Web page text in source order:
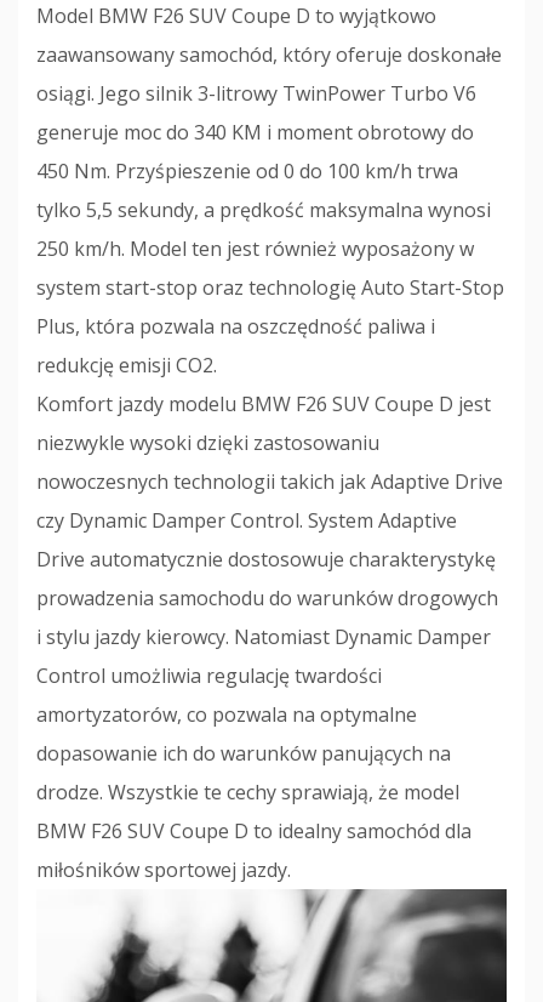
Model BMW F26 SUV Coupe D to wyjątkowo
zaawansowany samochód, który oferuje doskonałe
osiągi. Jego silnik 3-litrowy TwinPower Turbo V6
generuje moc do 340 KM i moment obrotowy do
450 Nm. Przyśpieszenie od 0 do 100 km/h trwa
tylko 5,5 sekundy, a prędkość maksymalna wynosi
250 km/h. Model ten jest również wyposażony w
system start-stop oraz technologię Auto Start-Stop
Plus, która pozwala na oszczędność paliwa i
redukcję emisji CO2.
Komfort jazdy modelu BMW F26 SUV Coupe D jest
niezwykle wysoki dzięki zastosowaniu
nowoczesnych technologii takich jak Adaptive Drive
czy Dynamic Damper Control. System Adaptive
Drive automatycznie dostosowuje charakterystykę
prowadzenia samochodu do warunków drogowych
i stylu jazdy kierowcy. Natomiast Dynamic Damper
Control umożliwia regulację twardości
amortyzatorów, co pozwala na optymalne
dopasowanie ich do warunków panujących na
drodze. Wszystkie te cechy sprawiają, że model
BMW F26 SUV Coupe D to idealny samochód dla
miłośników sportowej jazdy.